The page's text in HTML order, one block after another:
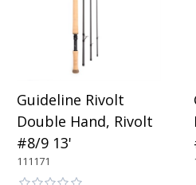
Guideline Rivolt
Double Hand, Rivolt
#8/9 13'
111171